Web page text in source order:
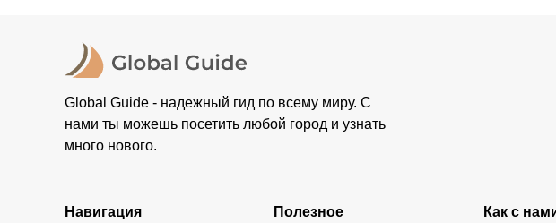
Global Guide - надежный гид по всему миру. С
нами ты можешь посетить любой город и узнать
много нового.
Навигация Полезное Как с